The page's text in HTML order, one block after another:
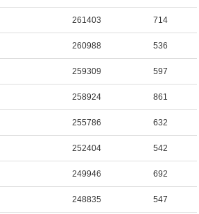
261403 714
260988 536
259309 597
258924 861
255786 632
252404 542
249946 692
248835 547